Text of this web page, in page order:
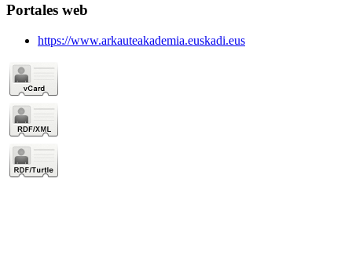
Portales web
https://www.arkauteakademia.euskadi.eus